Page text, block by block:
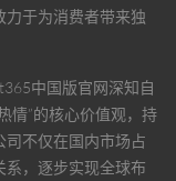
力于为消费者带来独
中国版官网深知自
情”的核心价值观，持
不仅在国内市场占
系，逐步实现全球布